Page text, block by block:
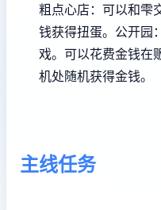
粗点心店：可以和雫
钱获得扭蛋。 公开园
戏。可以花费金钱在
机处随机获得金钱。
主线任务